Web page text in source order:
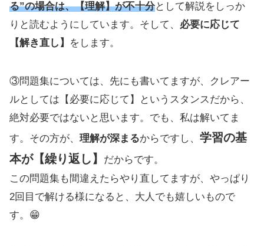
る”の場合は、【理解】が不十分として解説をしっか
りと読むようにしています。そして、 必要に応じて
【解き直し】
をします。
③問題集については、先にも書いてますが、クレアー
ルとしては【必要に応じて】というスタンスだから、
絶対必要ではないと思います。でも、私は解いてま
す。その方が、 理解が深まるからですし、 学習の基
本が【繰り返し】
だからです。
この問題集も間違えたらやり直してますが、やっぱり
2回目で解ける様になると、大人でも嬉しいもので
す。😁